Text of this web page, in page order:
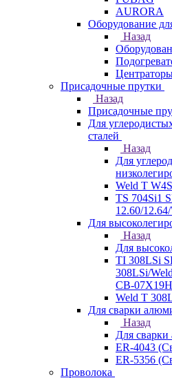
AURORA
Оборудование
Назад
Присадочные прутки
Назад
Присадочные
Для
сталей
Назад
Для
Weld T
TS 704Si1
12.60/
Для
Назад
Для
TI 308LSi
308LSi/
СВ-
Weld T
Для сварки
Назад
Для
ER-4043
ER-5356
Проволока